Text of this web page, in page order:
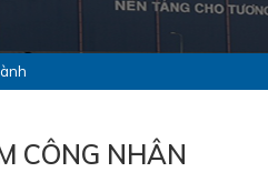
CÔNG NHÂN